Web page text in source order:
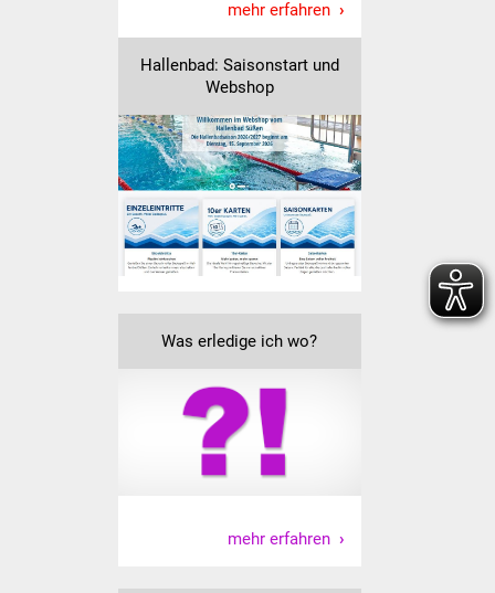
ÖPNV
Bürgerbus (MOBS)
Abfall und Entsorgung
Kultur & Freizeit
Veranstaltungen
Stadtfest
Ostermarkt
Einrichtungen
Stadtbücherei
mehr erfahren
Hallenbad: Saisonstart und
Webshop
Was erledige ich wo?
mehr erfahren